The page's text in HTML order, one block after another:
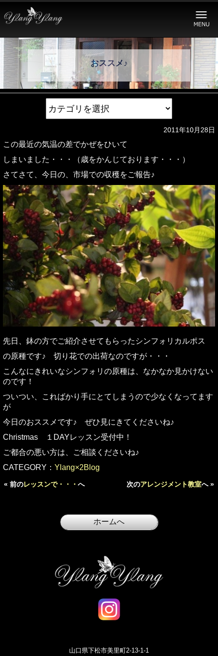
おススメ♪
2011年10月28日
この最近の気温の差でかぜをひいて
しまいました・・・（歳をかんじております・・・）
さてさて、今日の、市場での収穫をご報告♪
先日、鉢の方でご紹介させてもらったシンフォリカルポス
の原種です♪ 切り花での出荷なのですが・・・
こんなにきれいなシンフォリの原種は、なかなか見かけない
のです！
ついつい、こればかり手にとてしまうので少なくなってます
が
今日のおススメです♪ ぜひ見にきてくださいね♪
Christmas １DAYレッスン受付中！
ご都合の悪い方は、ご相談くださいね♪
CATEGORY： Ylang×2Blog
« 前のレッスンで・・・ へ 次のアレンジメント教室へ »
山口県下松市美里町2-13-1-1